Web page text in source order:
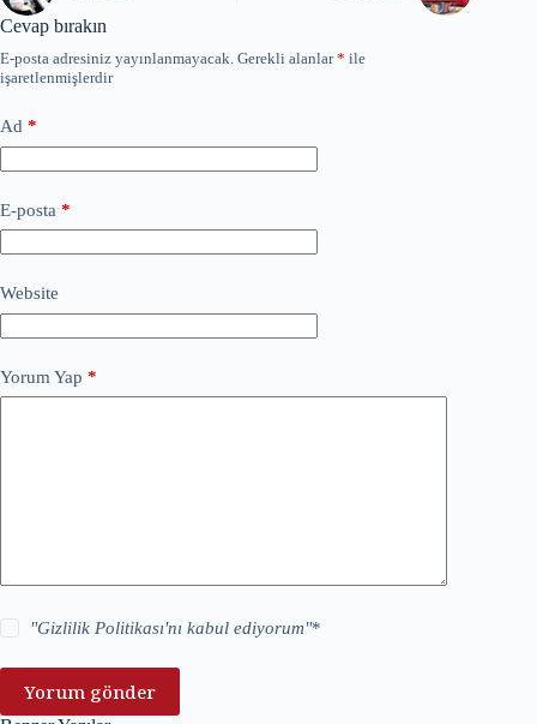
Cevap bırakın
E-posta adresiniz yayınlanmayacak. Gerekli alanlar* ile
işaretlenmişlerdir
Ad *
E-posta *
Website
Yorum Yap *
"Gizlilik Politikası'nı kabul ediyorum"*
Yorum gönder